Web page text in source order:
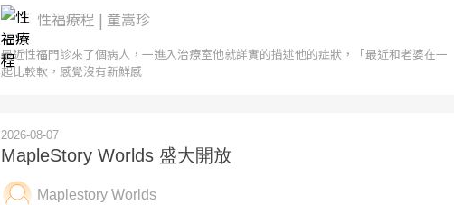
性福療程 | 童嵩珍
最近性福門診來了個病人，一進入治療室他就詳實的描述他的症狀，「最近和老婆在一
起比較軟，感覺沒有新鮮感